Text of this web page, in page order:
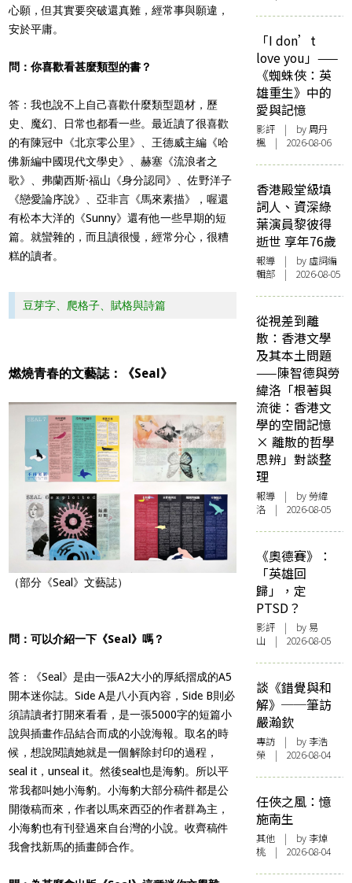
心願，但其實要突破還真難，經常事與願違，
安於平庸。
問：你喜歡看甚麼類型的書？
答：我也說不上自己喜歡什麼類型題材，歷
史、魔幻、日常也都看一些。最近讀了很喜歡
的有陳冠中《北京零公里》、王德威主編《哈
佛新編中國現代文學史》、赫塞《流浪者之
歌》、弗蘭西斯·福山《身分認同》、佐野洋子
《戀愛論序說》、亞非言《馬來素描》，喔還
有松本大洋的《Sunny》還有他一些早期的短
篇。就蠻雜的，而且讀很慢，經常分心，很糟
糕的讀者。
豆芽字、爬格子、賦格與詩篇
燃燒青春的文藝誌：《Seal》
（部分《Seal》文藝誌）
問：可以介紹一下《Seal》嗎？
答：《Seal》是由一張A2大小的厚紙摺成的A5
開本迷你誌。Side A是八小頁內容，Side B則必
須請讀者打開來看看，是一張5000字的短篇小
說與插畫作品結合而成的小說海報。取名的時
候，想說閱讀她就是一個解除封印的過程，
seal it，unseal it。然後seal也是海豹。所以平
常我都叫她小海豹。小海豹大部分稿件都是公
開徵稿而來，作者以馬來西亞的作者群為主，
小海豹也有刊登過來自台灣的小說。收齊稿件
我會找新馬的插畫師合作。
「I don’t
love you」——
《蜘蛛俠：英
雄重生》中的
愛與記憶
影評 | by周丹
楓 | 2026-08-06
香港殿堂級填
詞人、資深綠
葉演員黎彼得
逝世 享年76歲
報導 | by 虛詞編
輯部 | 2026-08-05
從視差到離
散：香港文學
及其本土問題
——陳智德與勞
緯洛「根著與
流徙：香港文
學的空間記憶
× 離散的哲學
思辨」對談整
理
報導 | by 勞緯
洛 | 2026-08-05
《奧德賽》：
「英雄回
歸」，定
PTSD？
影評 | by 易
山 | 2026-08-05
談《錯覺與和
解》──筆訪
嚴瀚欽
專訪 | by 李浩
榮 | 2026-08-04
任俠之風：憶
施南生
其他 | by 李焯
桃 | 2026-08-04